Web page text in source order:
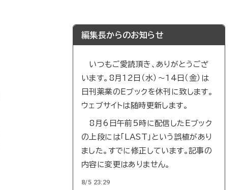
編集長からのお知らせ
いつもご愛読頂き、ありがとうござ
います。8月12日（水）～14日（金）は
日刊薬業のEブックを休刊に致します。
ウェブサイトは随時更新します。
8月6日午前5時に配信したEブック
の上段には「LAST」という誤植があり
ました。すでに修正しています。記事の
内容に変更はありません。
8/5 23:29